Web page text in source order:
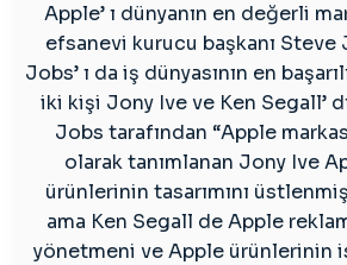
ile
Basitlik
Üzerine…
–
Turkishtime
(Aralık
2017)
için
Apple’ ı dünyanın en değerli
efsanevi kurucu başkanı
Jobs’ ı da iş dünyasının en
iki kişi Jony Ive ve Ken Segall’
Jobs tarafından “Apple
olarak tanımlanan Jony Ive
ürünlerinin tasarımını
ama Ken Segall de Apple
yönetmeni ve Apple ürünlerinin